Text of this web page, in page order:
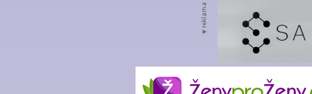
ŽenyproŽeny.cz